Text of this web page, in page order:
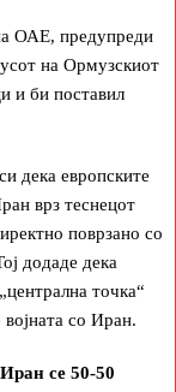
ОАЕ, предупреди
на Ормузскиот
и би поставил
дека европските
врз теснецот
поврзано со
додаде дека
точка“
војната со Иран.
се 50-50